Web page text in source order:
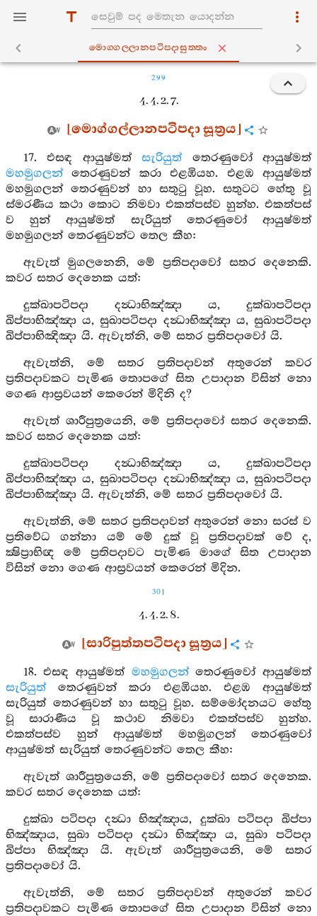
මොග‍්ගල‍්ලානපටිපදාසුත‍්තං
299
4. 4. 2. 7.
[මොග්ගල්ලානපටිපදා සූත්‍රය]
17. එසඳ ආයුෂ්මත්සැරියුත්තෙරණුවෝ ආයුෂ්මත්
මහමුගලන්තෙරණුවන් කරා එළඹියහ. එළඹ ආයුෂ්මත්
මහමුගලන් තෙරණුවන් හා සතුටු වූහ. සතුටට හේතු වූ
ස්මරණීය කථා කොට නිමවා එකත්පස්ව හුන්හ. එකත්පස්
ව හුන් ආයුෂ්මත් සැරියුත් තෙරණුවෝ ආයුෂ්මත්
මහමුගලන් තෙරණුවන්ට තෙල කීහ:
ඇවැත් මුගලනෙනි, මේ ප්‍රතිපදාවෝ සතර දෙනෙකි.
කවර සතර දෙනෙක යත්:
දුක්ඛාපටිපදා දන්‍ධාභිඤ්ඤා ය, දුක්ඛාපටිපදා
ඛිප්පාභිඤ්ඤා ය, සුඛාපටිපදා දන්‍ධාභිඤ්ඤා ය, සුඛාපටිපදා
ඛිප්පාභිඤිඤා යි. ඇවැත්නි, මේ සතර ප්‍රතිපදාවෝ යි.
ඇවැත්නි, මේ සතර ප්‍රතිපදාවන් අතුරෙන් කවර
ප්‍රතිපදාවකට පැමිණ තොපගේ සිත උපාදාන විසින් නො
ගෙණ ආස්‍රවයන් කෙරෙන් මිදිනි ද?
ඇවැත් ශාරීපුත්‍රයෙනි, මේ ප්‍රතිපදාවෝ සතර දෙනෙකි.
කවර සතර දෙනෙක යත්:
දුක්ඛාපටිපදා දන්‍ධාභිඤ්ඤා ය, දුක්ඛාපටිපදා
ඛිප්පාභිඤ්ඤා ය, සුඛාපටිපදා දන්‍ධාභිඤ්ඤා ය, සුඛාපටිපදා
ඛිප්පාභිඤ්ඤා යි. ඇවැත්නි, මේ සතර ප්‍රතිපදාවෝ යි.
ඇවැත්නි, මේ සතර ප්‍රතිපදාවන් අතුරෙන් නො සරස් ව
ප්‍රතිවේධ ගන්නා යම් මේ දුක් වූ ප්‍රතිපදාවක් වේ ද,
ක්‍ෂිප්‍රාභිඥ මේ ප්‍රතිපදාවට පැමිණ මාගේ සිත උපාදාන
විසින් නො ගෙණ ආස්‍රවයන් කෙරෙන් මිදින.
301
4. 4. 2. 8.
[සාරිපුත්තපටිපදා සූත්‍රය]
18. එසඳ ආයුෂ්මත් මහමුගලන්තෙරණුවෝ ආයුෂ්මත්
සැරියුත්තෙරණුවන් කරා එළඹියහ. එළඹ ආයුෂ්මත්
සැරියුත් තෙරණුවන් හා සතුටු වූහ. සම්මෝදනයට හේතු
වූ සාරාණීය වූ කථාව නිමවා එකත්පස්ව හුන්හ.
එකත්පස්ව හුන් ආයුෂ්මත් මහමුගලන් තෙරණුවෝ
ආයුෂ්මත් සැරියුත් තෙරණුවන්ට තෙල කීහ:
ඇවැත් ශාරීපුත්‍රයෙනි, මේ ප්‍රතිපදාවෝ සතර දෙනෙක.
කවර සතර දෙනෙක යත්:
දුක්ඛා පටිපදා දන්‍ධා භිඤ්ඤාය, දුක්ඛා පටිපදා ඛිප්පා
භිඤ්ඤාය, සුඛා පටිපදා දන්‍ධා භිඤ්ඤා ය, සුඛා පටිපදා
ඛිප්පා භිඤ්ඤා යි. ඇවැත් ශාරීපුත්‍රයෙනි, මේ සතර
ප්‍රතිපදාවෝ යි.
ඇවැත්නි, මේ සතර ප්‍රතිපදාවන් අතුරෙන් කවර
ප්‍රතිපදාවකට පැමිණ තොපගේ සිත උපාදාන විසින් නො